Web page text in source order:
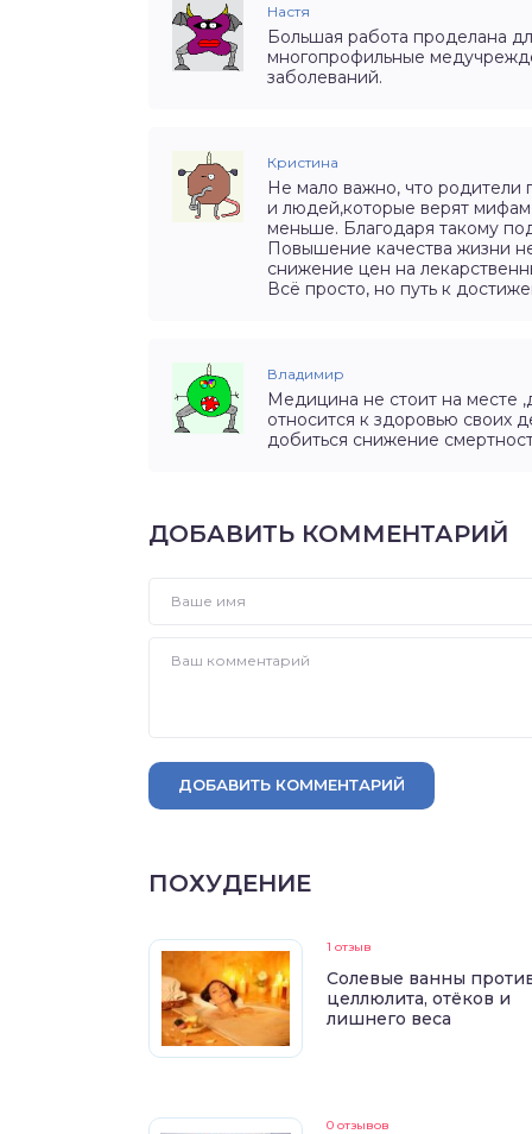
Настя
Большая работа проделана
многопрофильные
заболеваний.
Кристина
Не мало важно, что родители
и людей,которые верят
меньше. Благодаря такому
Повышение качества жизни
снижение цен на
Всё просто, но путь к
Владимир
Медицина не стоит на месте
относится к здоровью своих
добиться снижение
ДОБАВИТЬ КОММЕНТАРИЙ
ДОБАВИТЬ КОММЕНТАРИЙ
ПОХУДЕНИЕ
1 отзыв
Солевые ванны
целлюлита, отёков и
лишнего веса
0 отзывов